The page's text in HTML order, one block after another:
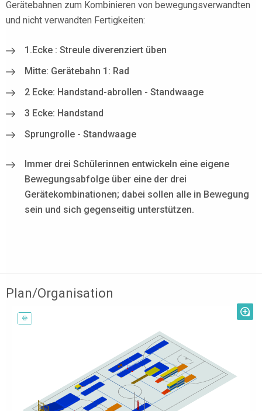
Gerätebahnen zum Kombinieren von bewegungsverwandten
und nicht verwandten Fertigkeiten:
1.Ecke : Streule diverenziert üben
Mitte: Gerätebahn 1: Rad
2 Ecke: Handstand-abrollen - Standwaage
3 Ecke: Handstand
Sprungrolle - Standwaage
Immer drei Schülerinnen entwickeln eine eigene
Bewegungsabfolge über eine der drei
Gerätekombinationen; dabei sollen alle in Bewegung
sein und sich gegenseitig unterstützen.
Plan/Organisation